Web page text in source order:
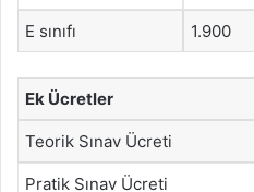
E sınıfı 1.900
Ek Ücretler
Teorik Sınav Ücreti
Pratik Sınav Ücreti